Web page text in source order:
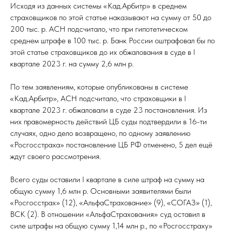
Исходя из данных системы «Кад.Арбитр» в среднем
страховщиков по этой статье наказывают на сумму от 50 до
200 тыс. р. АСН подсчитало, что при гипотетическом
среднем штрафе в 100 тыс. р. Банк России оштрафовал бы по
этой статье страховщиков до их обжалования в суде в I
квартале 2023 г. на сумму 2,6 млн р.
По тем заявлениям, которые опубликованы в системе
«Кад.Арбитр», АСН подсчитало, что страховщики в I
квартале 2023 г. обжаловали в суде 23 постановления. Из
них правомерность действий ЦБ суды подтвердили в 16-ти
случаях, одно дело возвращено, по одному заявлению
«Росгосстраха» постановление ЦБ РФ отменено, 5 дел ещё
ждут своего рассмотрения.
Всего суды оставили I квартале в силе штраф на сумму на
общую сумму 1,6 млн р. Основными заявителями были
«Росгосстрах» (12), «АльфаСтрахование» (9), «СОГАЗ» (1),
ВСК (2). В отношении «АльфаСтрахования» суд оставил в
силе штрафы на общую сумму 1,14 млн р., по «Росгосстраху»